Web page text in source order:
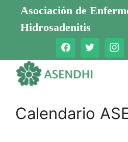
Saltar
contenido
Asociación de
Hidrosadenitis
Calendario